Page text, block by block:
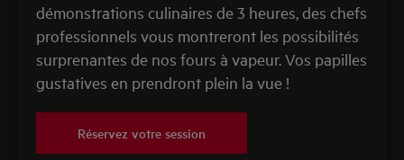
démonstrations culinaires de 3 heures, des chefs
professionnels vous montreront les possibilités
surprenantes de nos fours à vapeur. Vos papilles
gustatives en prendront plein la vue !
Réservez votre session